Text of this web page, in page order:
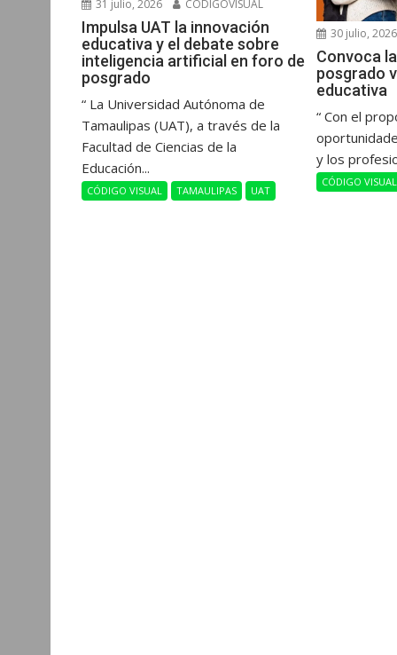
31 julio, 2026 CODIGOVISUAL
Impulsa UAT la innovación
educativa y el debate sobre
inteligencia artificial en foro de
posgrado
“ La Universidad Autónoma de
Tamaulipas (UAT), a través de la
Facultad de Ciencias de la
Educación...
CÓDIGO VISUAL TAMAULIPAS UAT
30 julio, 2026
Convoca
posgrado
educativa
“ Con el
y los
CÓDIGO VISUAL